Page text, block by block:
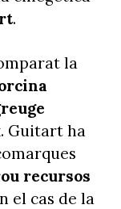
.
la
Guitart ha
recursos
el cas de la